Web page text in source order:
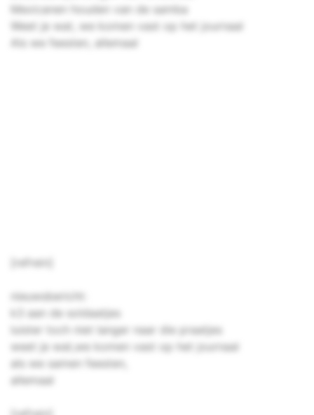
Mexicanen houden van de samba
Weet je wat, we komen vast op het journaal
Als we feesten, allemaal
[refrein]
nieuwsbericht:
k3 aan de soldaatjes
luister toch niet langer naar die praatjes
weet je wat,we komen vast op het journaal
als we samen feesten,
allemaal